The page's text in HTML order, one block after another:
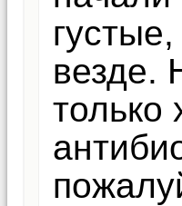
везде.
только